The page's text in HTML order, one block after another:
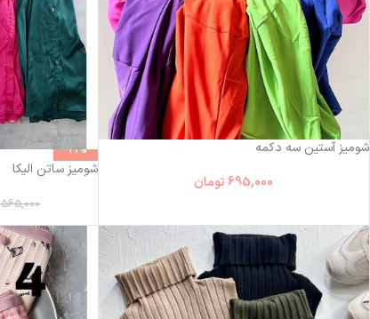
شومیز آستین سه دکمه
695,000 تومان
-19%
شومیز ساتن الیکا
565,000